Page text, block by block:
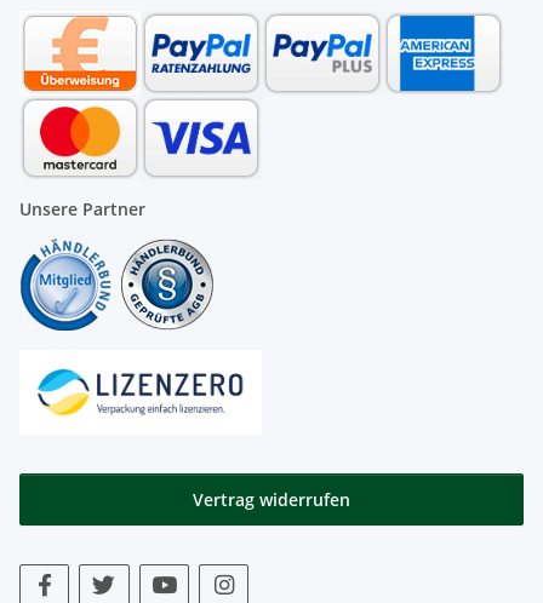
Unsere Partner
Vertrag widerrufen